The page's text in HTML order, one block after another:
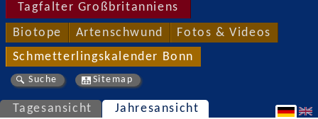
Tagfalter Großbritanniens
Biotope Artenschwund Fotos & Videos
Schmetterlingskalender Bonn
Suche Sitemap
Tagesansicht Jahresansicht